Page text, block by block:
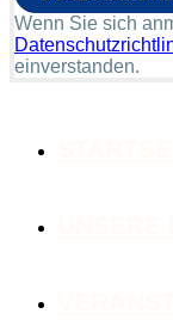
Wenn Sie sich
einverstanden.